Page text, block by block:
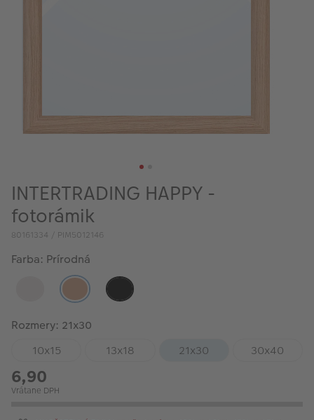
INTERTRADING HAPPY -
fotorámik
80161334 / PIM5012146
Farba: Prírodná
Rozmery: 21x30
10x15
13x18 21x30 30x40
6,90
Vrátane DPH